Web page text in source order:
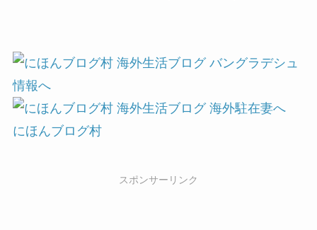
にほんブログ村
スポンサーリンク